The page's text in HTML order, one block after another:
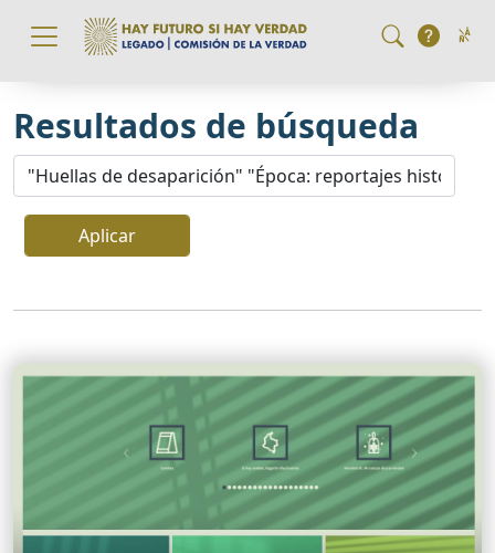
Pasar al contenido principal
Resultados de búsqueda